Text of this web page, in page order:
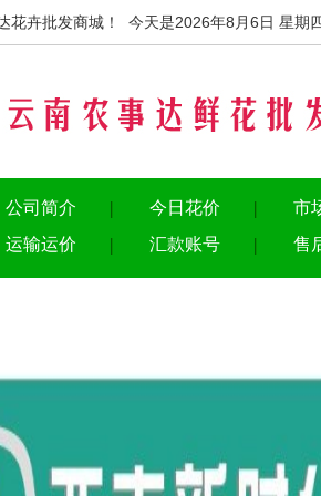
花卉批发商城！ 今天是2026年8月6日 星期
公司简介 今日花价
市
运输运价 汇款账号 售